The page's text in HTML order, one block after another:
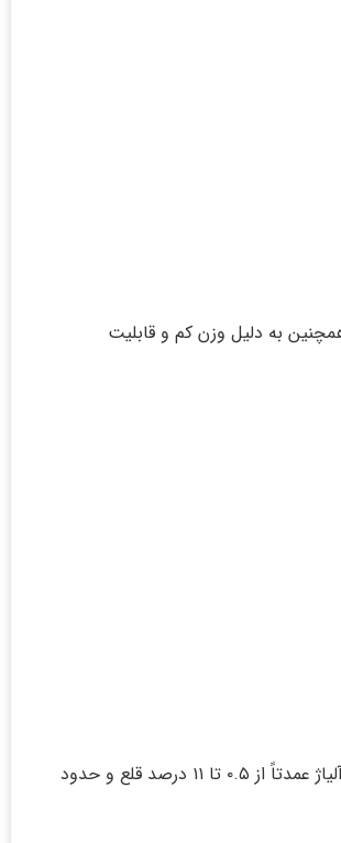
به دلیل وزن کم و قابلیت
: نوعی آلیاژ از ترکیب مس، قلع و مقادیر کمی فسفر است که به دلیل ویژگی‌های خاص خود در صنایع مختلف مورد استفاده قرار می‌گیرد. این آلیاژ عمدتاً از ۰.۵ تا ۱۱ درصد قلع و حدود